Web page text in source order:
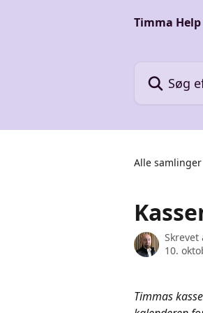
Timma
Alle samlinger
Skrevet
10.
Timmas